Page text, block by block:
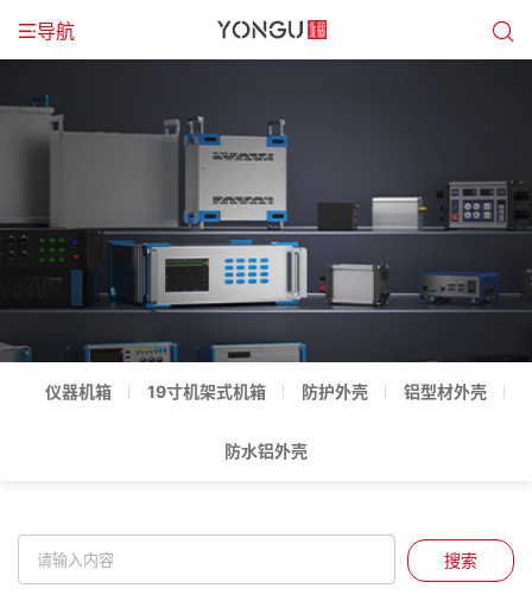
导航
仪器机箱 19寸机架式机箱 防护外壳 铝型材外壳
防水铝外壳
搜索